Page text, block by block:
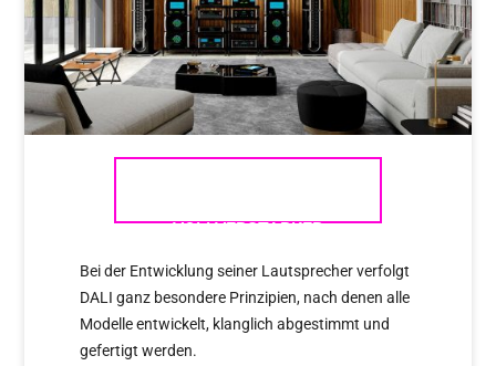
VOLLVERSTÄRKER
Bei der Entwicklung seiner Lautsprecher verfolgt
DALI ganz besondere Prinzipien, nach denen alle
Modelle entwickelt, klanglich abgestimmt und
gefertigt werden.